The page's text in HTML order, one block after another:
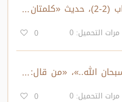
الحديث عن آيات الباب (2-2)، حديث «كلمتان
مرات التحميل: 0 0
الله..»، «من قال:
شريك له..»
مرات التحميل: 0 0